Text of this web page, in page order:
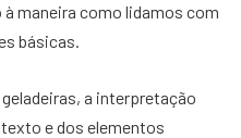
maneira como lidamos com
básicas.
a interpretação
e dos elementos